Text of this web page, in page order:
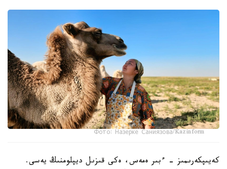
Фото: Назерке Саниязова/Kazinform
كەيىپكەرىمىز - ءبىر ەمەس، ەكى قىزىل ديپلومنىڭ يەسى.